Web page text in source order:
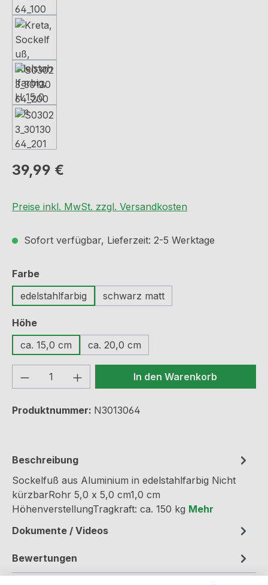
Regulärer Preis:
39,99 €
Preise inkl. MwSt. zzgl. Versandkosten
Sofort verfügbar, Lieferzeit: 2-5 Werktage
Farbeauswählen
edelstahlfarbig
schwarz matt
Höheauswählen
ca. 15,0 cm
ca. 20,0 cm
Produkt Anzahl: Gib denIn den Warenkorb
Produktnummer: N3013064
Beschreibung
Sockelfuß aus Aluminium in edelstahlfarbig Nicht
kürzbarRohr 5,0 x 5,0 cm1,0 cm
HöhenverstellungTragkraft: ca. 150 kg Mehr
Dokumente / Videos
Bewertungen